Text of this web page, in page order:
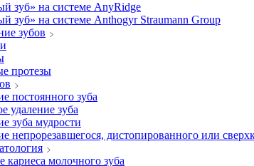
зуб» на системе AnyRidge
зуб» на системе Anthogyr Straumann Group
зубов
протезы
постоянного зуба
удаление зуба
зуба мудрости
непрорезавшегося, дистопированного или
кариеса молочного зуба